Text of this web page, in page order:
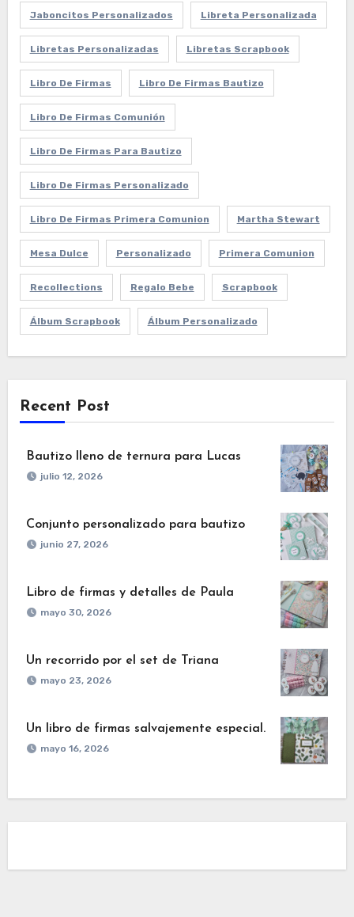
Jaboncitos Personalizados Libreta Personalizada
Libretas Personalizadas Libretas Scrapbook
Libro De Firmas Libro De Firmas Bautizo
Libro De Firmas Comunión
Libro De Firmas Para Bautizo
Libro De Firmas Personalizado
Libro De Firmas Primera Comunion Martha Stewart
Mesa Dulce Personalizado Primera Comunion
Recollections Regalo Bebe Scrapbook
Álbum Scrapbook Álbum Personalizado
Recent Post
Bautizo lleno de ternura para Lucas
julio 12, 2026
Conjunto personalizado para bautizo
junio 27, 2026
Libro de firmas y detalles de Paula
mayo 30, 2026
Un recorrido por el set de Triana
mayo 23, 2026
Un libro de firmas salvajemente especial.
mayo 16, 2026